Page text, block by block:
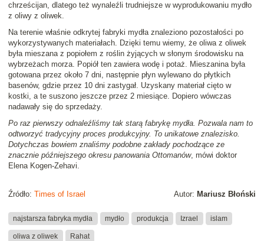
chrześcijan, dlatego też wynaleźli trudniejsze w wyprodukowaniu mydło
z oliwy z oliwek.
Na terenie właśnie odkrytej fabryki mydła znaleziono pozostałości po
wykorzystywanych materiałach. Dzięki temu wiemy, że oliwa z oliwek
była mieszana z popiołem z roślin żyjących w słonym środowisku na
wybrzeżach morza. Popiół ten zawiera wodę i potaż. Mieszanina była
gotowana przez około 7 dni, następnie płyn wylewano do płytkich
basenów, gdzie przez 10 dni zastygał. Uzyskany materiał cięto w
kostki, a te suszono jeszcze przez 2 miesiące. Dopiero wówczas
nadawały się do sprzedaży.
Po raz pierwszy odnaleźliśmy tak starą fabrykę mydła. Pozwala nam to
odtworzyć tradycyjny proces produkcyjny. To unikatowe znalezisko.
Dotychczas bowiem znaliśmy podobne zakłady pochodzące ze
znacznie późniejszego okresu panowania Ottomanów, mówi doktor
Elena Kogen-Zehavi.
Autor: Mariusz Błoński
Źródło: Times of Israel
najstarsza fabryka mydła mydło produkcja Izrael islam
oliwa z oliwek Rahat